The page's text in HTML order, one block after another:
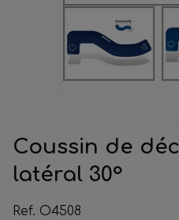
Coussin de
latéral 30°
Ref. O4508